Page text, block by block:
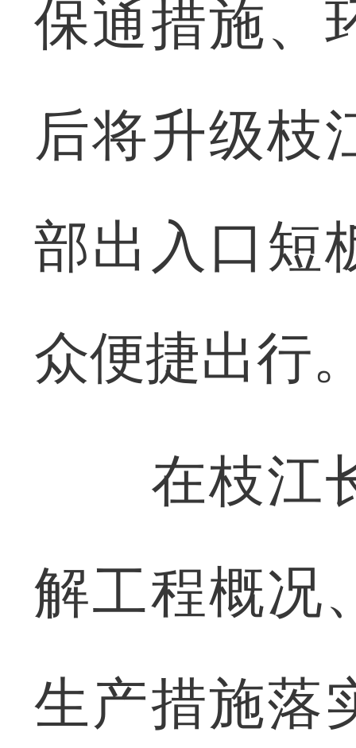
保通措施、
后将升级枝
部出入口短
众便捷出行
在枝江长
解工程概况
生产措施落